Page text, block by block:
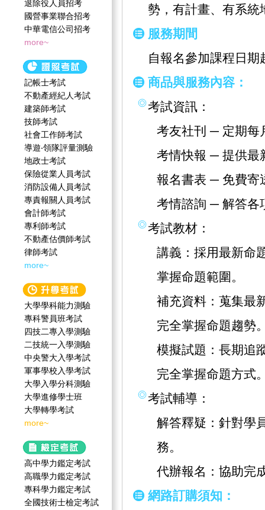
退除役人員招考
國營事業聯合招考
中華電信公司招考
more~
記帳士考試
不動產經紀人考試
建築師考試
技師考試
社會工作師‍考試
導遊‧領隊評量測驗
地政士考試
保險從業人員考試
消防設備人員考試
專責報關人員考試
會計師考試
專利師考試
不動產估價師考試
律師考試
more~
大學學科能力測驗
專科警員班考試
四技二專入學測驗
二技統一入學測驗
中央警大入學考試
軍事學校入學考試
大學入學分科測驗
大學進修學士班
大學轉學考試
more~
高中學力鑑定考試
高職學力鑑定考試
專科學力鑑定考試
全國技術士檢定考試
勢，有計畫、有系統
服務期間
自報名參加課程日
商品與服務內容：
考試資訊：
考友社刊 ─ 定期每
考情快報 ─ 提供最
報名書表 ─ 免費寄
考情諮詢 ─ 解答各
考試教材：
講義：採用最新命
掌握命題範圍。
補充資料：蒐集最
完全掌握命題趨勢
模擬試題：長期追
完全掌握命題方式
考試輔導：
解答釋疑：針對學
務。
代辦報名：協助完
網路訂購須知：